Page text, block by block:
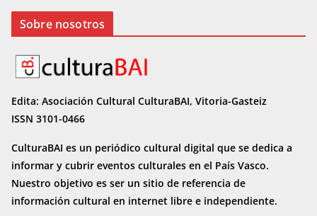
Sobre nosotros
Edita: Asociación Cultural CulturaBAI, Vitoria-Gasteiz
ISSN 3101-0466
CulturaBAI es un periódico cultural digital que se dedica a
informar y cubrir eventos culturales en el País Vasco.
Nuestro objetivo es ser un sitio de referencia de
información cultural en internet libre e independiente.